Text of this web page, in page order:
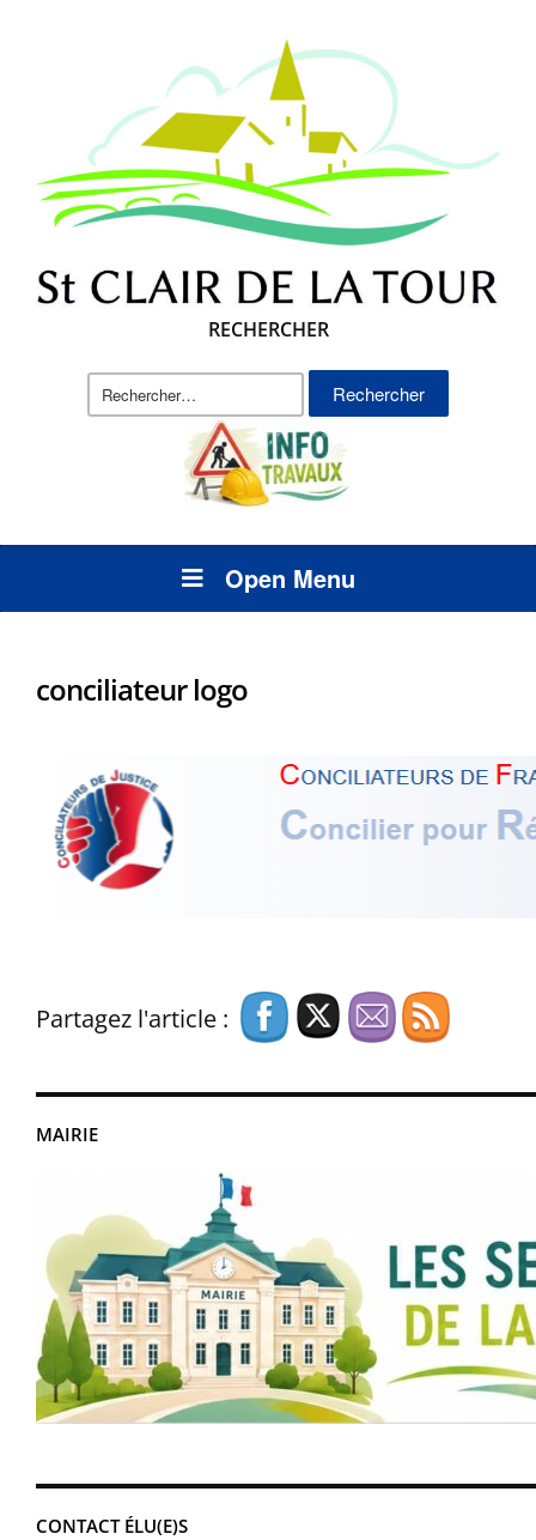
RECHERCHER
Rechercher :
Open Menu
MAIRIE
CONTACT ÉLU(E)S
conciliateur logo
Partagez l'article :